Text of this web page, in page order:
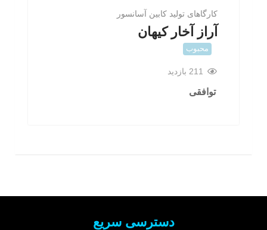
کارگاهای تولید کابین آسانسور
آراز آخار کیهان
محبوب
211 بازدید
توافقی
دسترسی سریع